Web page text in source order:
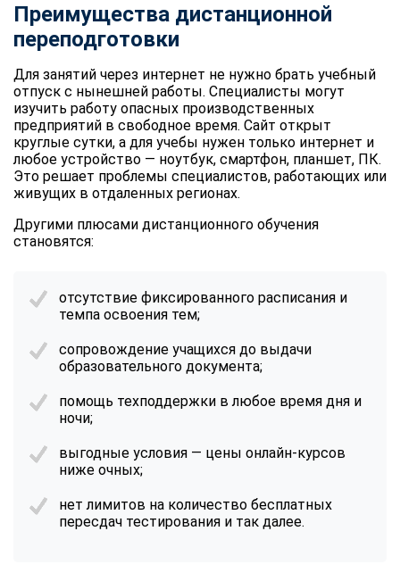
Преимущества дистанционной
переподготовки
Для занятий через интернет не нужно брать учебный
отпуск с нынешней работы. Специалисты могут
изучить работу опасных производственных
предприятий в свободное время. Сайт открыт
круглые сутки, а для учебы нужен только интернет и
любое устройство — ноутбук, смартфон, планшет, ПК.
Это решает проблемы специалистов, работающих или
живущих в отдаленных регионах.
Другими плюсами дистанционного обучения
становятся:
отсутствие фиксированного расписания и
темпа освоения тем;
сопровождение учащихся до выдачи
образовательного документа;
помощь техподдержки в любое время дня и
ночи;
выгодные условия — цены онлайн-курсов
ниже очных;
нет лимитов на количество бесплатных
пересдач тестирования и так далее.